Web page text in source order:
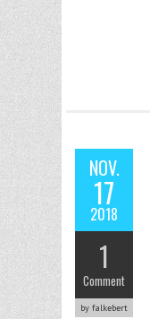
NOV.
17
2018
1
Comment
by falkebert